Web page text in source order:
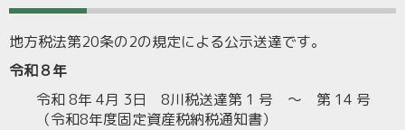
地方税法第20条の2の規定による公示送達です。
令和８年
令和 8年 4月 3日 8川税送達第 1 号 ～ 第 14 号
（令和8年度固定資産税納税通知書）